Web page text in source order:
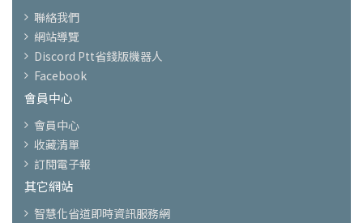
聯絡我們
網站導覽
Discord Ptt省錢版機器人
Facebook
會員中心
會員中心
收藏清單
訂閱電子報
其它網站
智慧化省道即時資訊服務網